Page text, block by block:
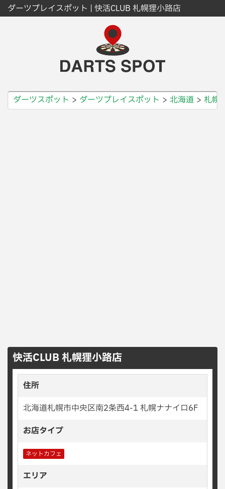
ダーツプレイスポット | 快活CLUB 札幌狸小路店
ダーツスポット ダーツプレイスポット 北海道 札幌
快活CLUB 札幌狸小路店
住所
北海道札幌市中央区南2条西4-1 札幌ナナイロ6F
お店タイプ
ネットカフェ
エリア